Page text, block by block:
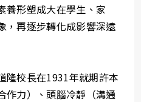
養形塑成大在學生、家
，再逐步轉化成影響深遠
隆校長在1931年就期許本
作力）、頭腦冷靜（溝通